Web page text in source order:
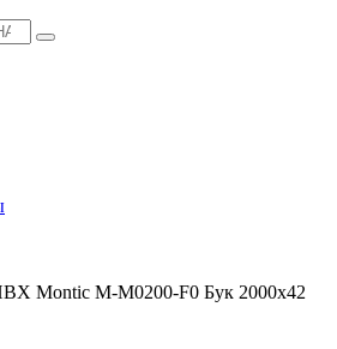
Montic M-M0200-F0 Бук 2000х42